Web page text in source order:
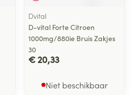
Dvital
D-vital Forte Citroen
1000mg/880ie Bruis Zakjes
30
€ 20,33
Niet beschikbaar